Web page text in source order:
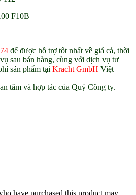
F10B
để được hỗ trợ tốt nhất về giá cả, thời
sau bán hàng, cùng với dịch vụ tư
sản phẩm tại Kracht GmbH Việt
tâm và hợp tác của Quý Công ty.